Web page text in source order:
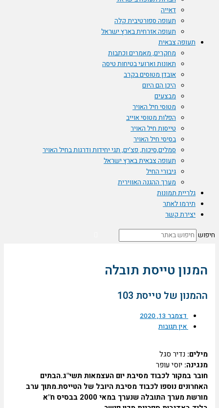
דאייה
תעופה ספורטיבית קלה
תעופה אזרחית בארץ ישראל
תעופה צבאית
מחקרים, מאמרים וכתבות
תאונות וארועי בטיחות טיסה
אובדן מטוסים בקרב
היכן הם היום
מבצעים
מטוסי חיל האויר
הפלות מטוסי אוייב
טייסות חיל האויר
בסיסי חיל האויר
סמלים,סיכות, פצ'ים, תגי יחידות ודרגות בחיל האויר
תעופה צבאית בארץ ישראל
גיבורי החיל
מערך ההגנה האווירית
גלריית תמונות
תירמו לאתר
יצירת קשר
טייסת תובלה
של טייסת 103
דצמבר 13, 2020
אין תגובות
נדיר סגל
יוסי עופר
במקור לכבוד מסיבת יום העצמאות תשי"ג.הבתים
נוספו לכבוד מסיבת היובל של הטייסת.מתוך ערב
מורשת מערך התובלה שנערך במאי 2000 בבסיס ח"א